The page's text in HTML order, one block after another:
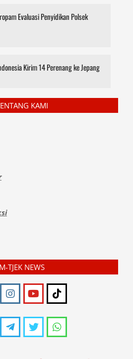
Evaluasi Penyidikan Polsek
Kirim 14 Perenang ke Jepang
KAMI
M-TJEK NEWS